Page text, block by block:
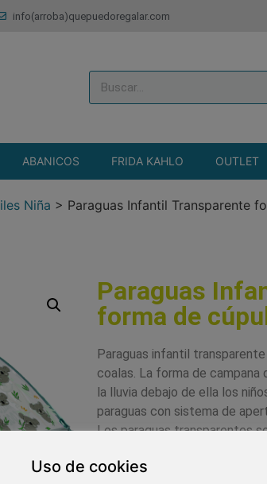
info(arroba)quepuedoregalar.com
ABANICOS FRIDA KAHLO OUTLET
Niña > Paraguas Infantil Transparente
Paraguas
forma de
Paraguas infantil
coalas. La forma de
la lluvia debajo de ella los
paraguas con sistema de
Los paraguas transparentes
tienen mayor visibilidad.
de la Comunidad Europea.
Uso de cookies